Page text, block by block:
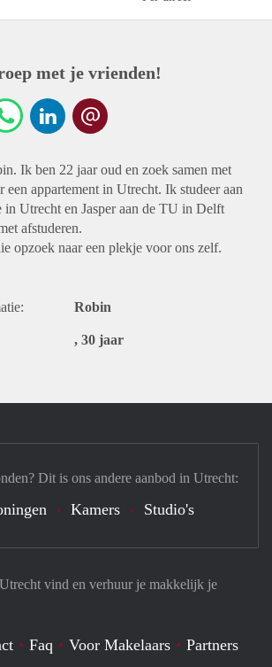
met je vrienden!
Ik ben 22 jaar oud en zoek samen met
een appartement in Utrecht. Ik studeer aan
in Utrecht en Jasper aan de TU in Delft
afstuderen.
opzoek naar een plekje voor ons zelf.
Robin
, 30 jaar
vind en verhuur je makkelijk je
Faq Voor Makelaars Partners
Dit is ons andere aanbod in Utrecht:
Kamers Studio's